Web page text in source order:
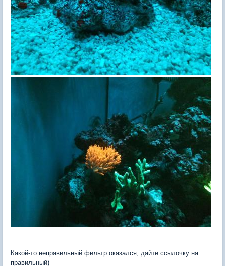
Какой-то неправильный фильтр оказался, дайте ссылочку на
правильный)